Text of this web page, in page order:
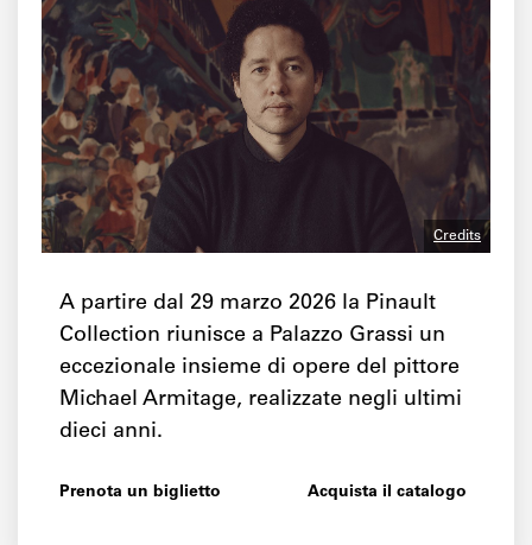
Credits
A partire dal 29 marzo 2026 la Pinault
Collection riunisce a Palazzo Grassi un
eccezionale insieme di opere del pittore
Michael Armitage, realizzate negli ultimi
dieci anni.
Prenota un biglietto Acquista il catalogo